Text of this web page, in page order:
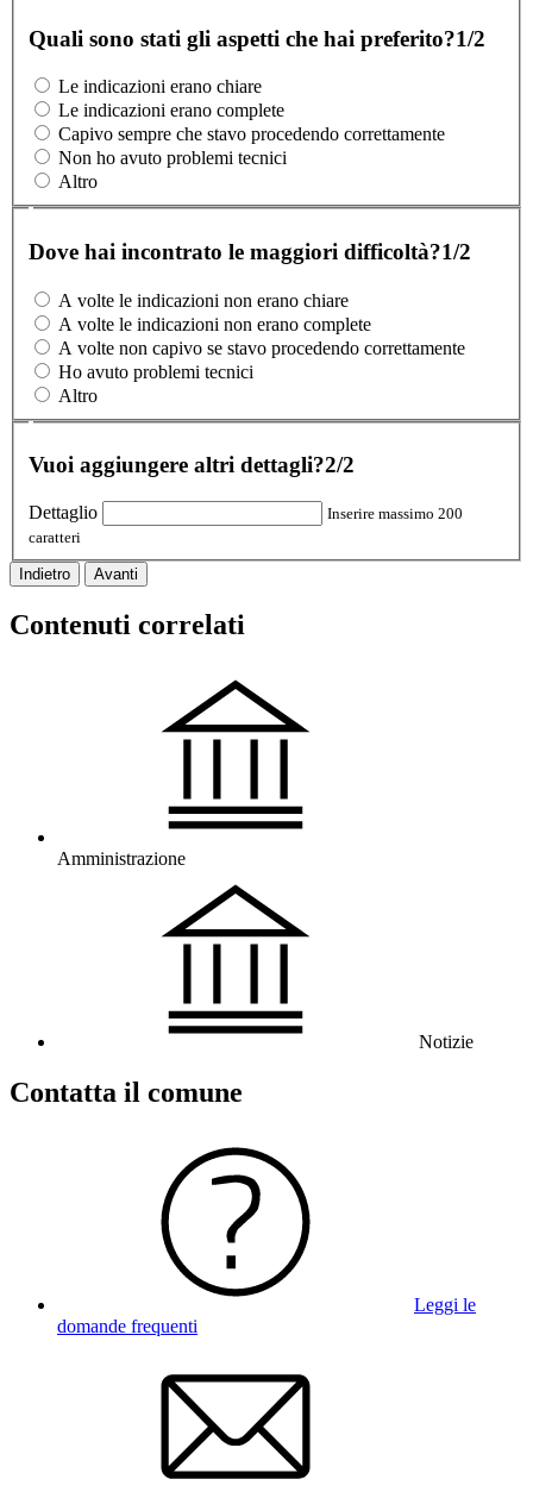
Quali sono stati gli aspetti che hai preferito?1/2
Le indicazioni erano chiare
Le indicazioni erano complete
Capivo sempre che stavo procedendo correttamente
Non ho avuto problemi tecnici
Altro
Dove hai incontrato le maggiori difficoltà?1/2
A volte le indicazioni non erano chiare
A volte le indicazioni non erano complete
A volte non capivo se stavo procedendo correttamente
Ho avuto problemi tecnici
Altro
Vuoi aggiungere altri dettagli?2/2
Dettaglio
Inserire massimo 200
caratteri
Indietro Avanti
Contenuti correlati
Amministrazione
Notizie
Contatta il comune
Leggi le
domande frequenti